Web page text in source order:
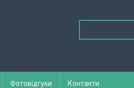
Фотовідгуки Контакти